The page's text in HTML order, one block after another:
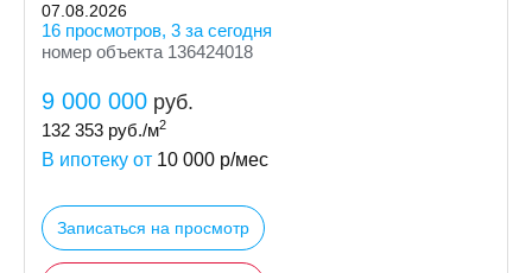
07.08.2026
16 просмотров, 3 за сегодня
номер объекта 136424018
9 000 000 руб.
132 353 руб./м2
В ипотеку от 10 000 р/мес
Записаться на просмотр